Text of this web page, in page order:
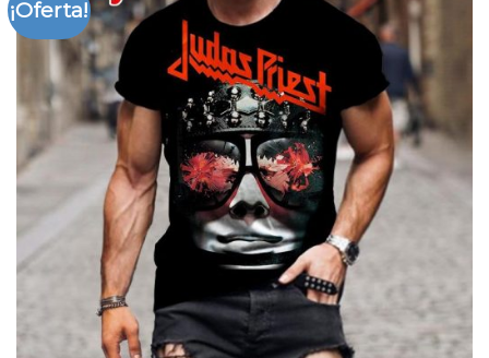
¡Oferta!